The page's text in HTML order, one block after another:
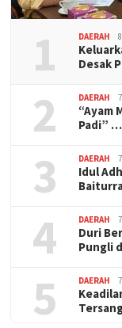
1 DAERAH
Desak
2 DAERAH
“Ayam
Padi” …
3 DAERAH
Idul
4 DAERAH
Duri
Pungli
5 DAERAH